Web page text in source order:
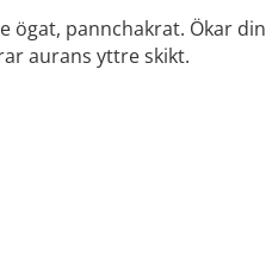
ögat, pannchakrat. Ökar din
aurans yttre skikt.